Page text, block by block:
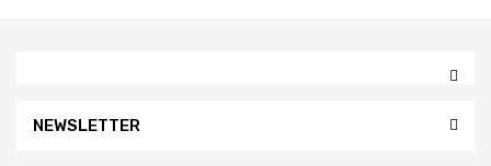
NEWSLETTER